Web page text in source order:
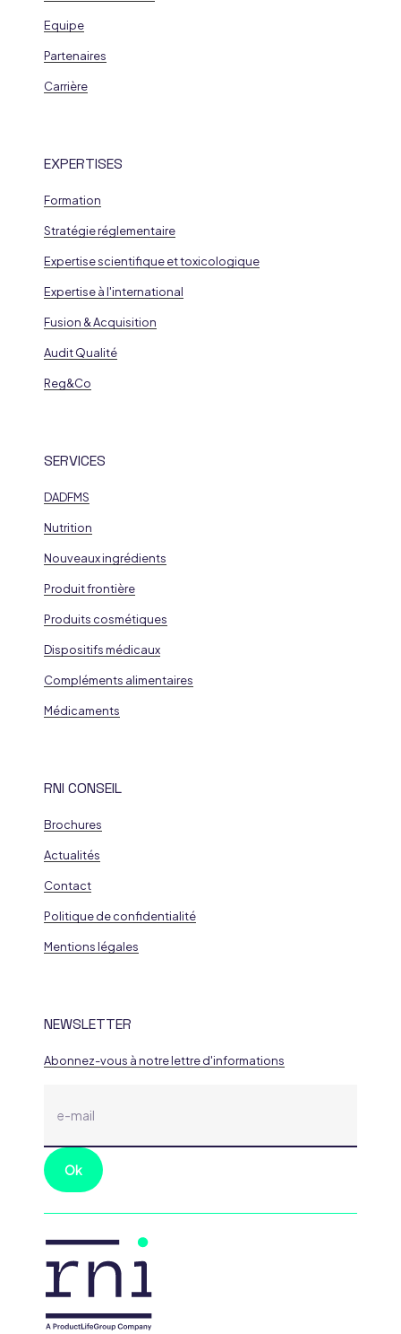
Equipe
Partenaires
Carrière
EXPERTISES
Formation
Stratégie réglementaire
Expertise scientifique et toxicologique
Expertise à l'international
Fusion & Acquisition
Audit Qualité
Reg&Co
SERVICES
DADFMS
Nutrition
Nouveaux ingrédients
Produit frontière
Produits cosmétiques
Dispositifs médicaux
Compléments alimentaires
Médicaments
RNI CONSEIL
Brochures
Actualités
Contact
Politique de confidentialité
Mentions légales
NEWSLETTER
Abonnez-vous à notre lettre d'informations